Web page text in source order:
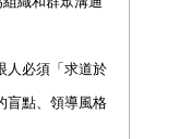
人必須「求道於
盲點、領導風格